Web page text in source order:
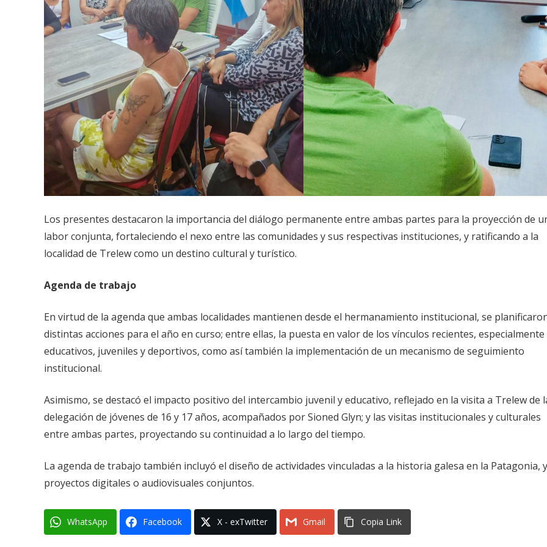
Los presentes destacaron la importancia del diálogo permanente entre ambas partes para la proyección de
labor conjunta, fortaleciendo el nexo entre las comunidades y sus respectivas instituciones, y ratificando a la
localidad de Trelew como un destino cultural y turístico.
Agenda de trabajo
En virtud de la agenda que ambas localidades mantienen desde el hermanamiento institucional, se
distintas acciones para el año en curso; entre ellas, la puesta en valor de los vínculos recientes,
educativos, juveniles y deportivos, como así también la implementación de un mecanismo de seguimiento
institucional.
Asimismo, se destacó el impacto positivo del intercambio juvenil y educativo, reflejado en la visita a Trelew de
delegación de jóvenes de 16 y 17 años, acompañados por Sioned Glyn; y las visitas institucionales y culturales
entre ambas partes, proyectando su continuidad a lo largo del tiempo.
La agenda de trabajo también incluyó el diseño de actividades vinculadas a la historia galesa en la Patagonia,
proyectos digitales o audiovisuales conjuntos.
WhatsApp Facebook X - exTwitter Gmail Copia Link